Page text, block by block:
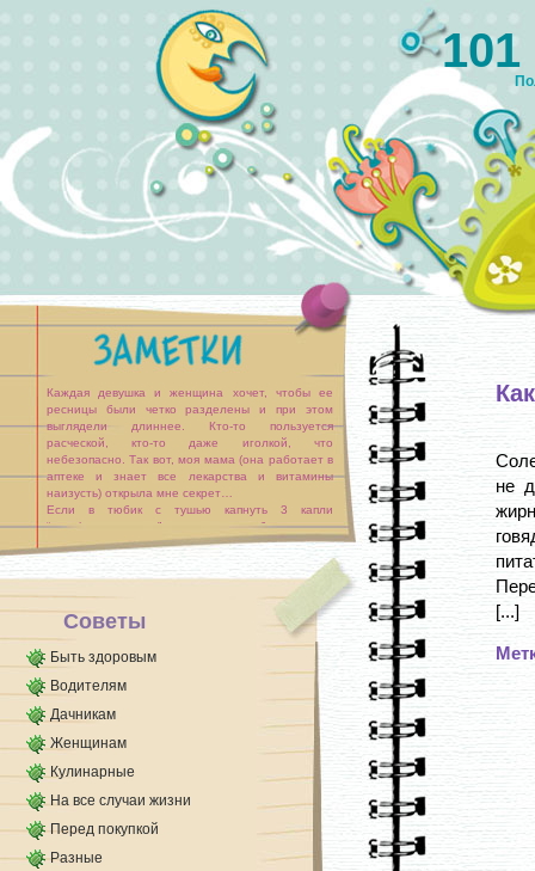
Каждая девушка и женщина хочет, чтобы ее
ресницы были четко разделены и при этом
выглядели длиннее. Кто-то пользуется
расческой, кто-то даже иголкой, что
небезопасно. Так вот, моя мама (она работает в
аптеке и знает все лекарства и витамины
наизусть) открыла мне секрет…
Если в тюбик с тушью капнуть 3 капли
“сульфации-натрия”, то ресницы будут четко
разделены [...]
Советы
Быть здоровым
Водителям
Дачникам
Женщинам
Кулинарные
На все случаи жизни
Перед покупкой
Разные
не
[...]